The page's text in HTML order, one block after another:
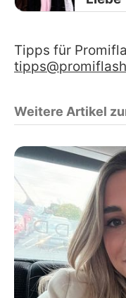
Tipps für
Weitere Artikel